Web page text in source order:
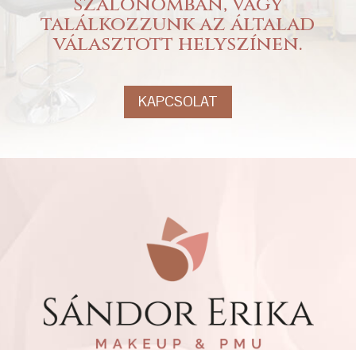
találkozzunk az általad
választott helyszínen.
KAPCSOLAT